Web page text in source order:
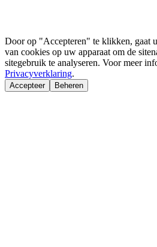
Door op "Accepteren" te klikken, gaat
van cookies op uw apparaat om de
sitegebruik te analyseren. Voor meer
Privacyverklaring.
Accepteer Beheren